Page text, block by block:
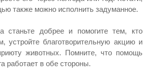
также можно исполнить задуманное.
добрее и помогите тем, кто
устройте благотворительную акцию и
животных. Помните, что помощь
работает в обе стороны.